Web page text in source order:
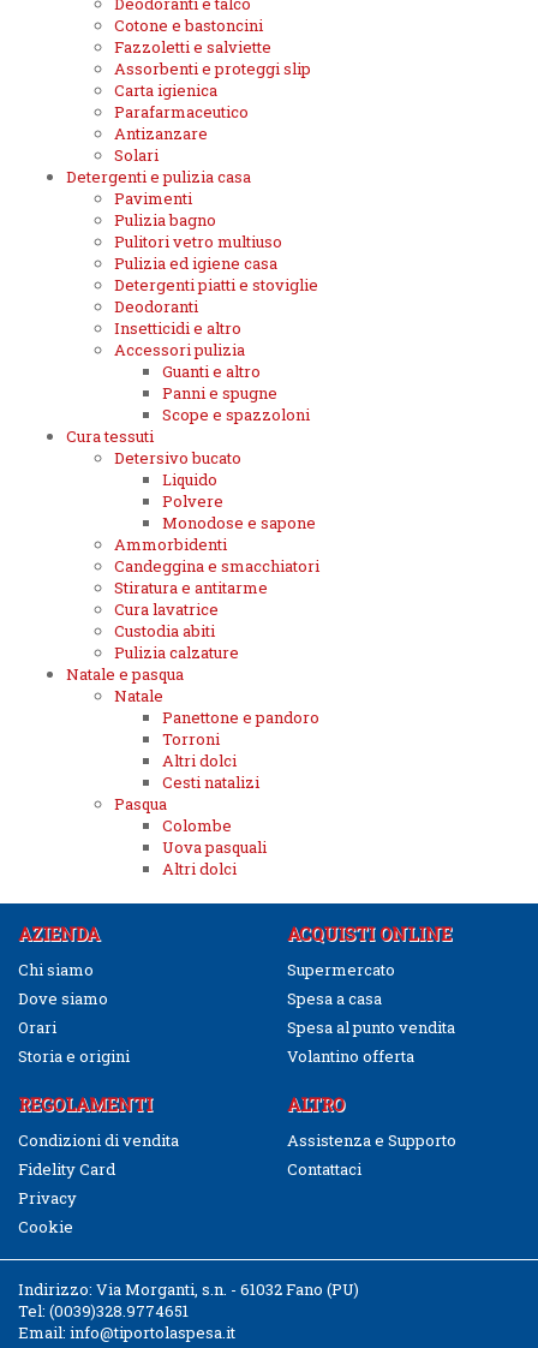
Cotone e bastoncini
Fazzoletti e salviette
Assorbenti e proteggi slip
Carta igienica
Parafarmaceutico
Antizanzare
Solari
Detergenti e pulizia casa
Pavimenti
Pulizia bagno
Pulitori vetro multiuso
Pulizia ed igiene casa
Detergenti piatti e stoviglie
Deodoranti
Insetticidi e altro
Accessori pulizia
Guanti e altro
Panni e spugne
Scope e spazzoloni
Cura tessuti
Detersivo bucato
Liquido
Polvere
Monodose e sapone
Ammorbidenti
Candeggina e smacchiatori
Stiratura e antitarme
Cura lavatrice
Custodia abiti
Pulizia calzature
Natale e pasqua
Natale
Panettone e pandoro
Torroni
Altri dolci
Cesti natalizi
Pasqua
Colombe
Uova pasquali
Altri dolci
AZIENDA
Chi siamo
Dove siamo
Orari
Storia e origini
ACQUISTI ONLINE
Supermercato
Spesa a casa
Spesa al punto vendita
Volantino offerta
REGOLAMENTI
Condizioni di vendita
Fidelity Card
Privacy
Cookie
ALTRO
Assistenza e Supporto
Contattaci
Indirizzo: Via Morganti, s.n. - 61032 Fano (PU)
Tel: (0039)328.9774651
Email: info@tiportolaspesa.it